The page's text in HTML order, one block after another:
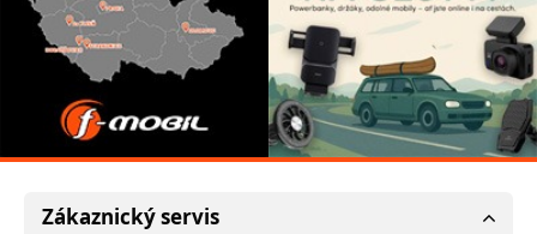
Zákaznický servis